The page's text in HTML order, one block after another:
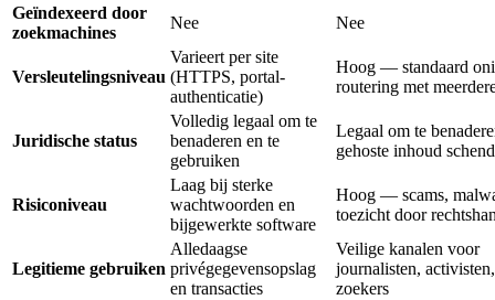
Geïndexeerd door
zoekmachines
Nee Nee
Versleutelingsniveau
Varieert per site
(HTTPS, portal-
authenticatie)
Hoog — standaard
routering met
Juridische status
Volledig legaal om te
benaderen en te
gebruiken
Legaal om te
gehoste inhoud
Risiconiveau
Laag bij sterke
wachtwoorden en
bijgewerkte software
Hoog — scams,
toezicht door
Legitieme gebruiken
Alledaagse
privégegevensopslag
en transacties
Veilige kanalen voor
journalisten,
zoekers